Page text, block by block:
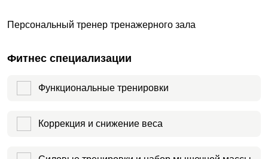
Персональный тренер тренажерного зала
Фитнес специализации
Функциональные тренировки
Коррекция и снижение веса